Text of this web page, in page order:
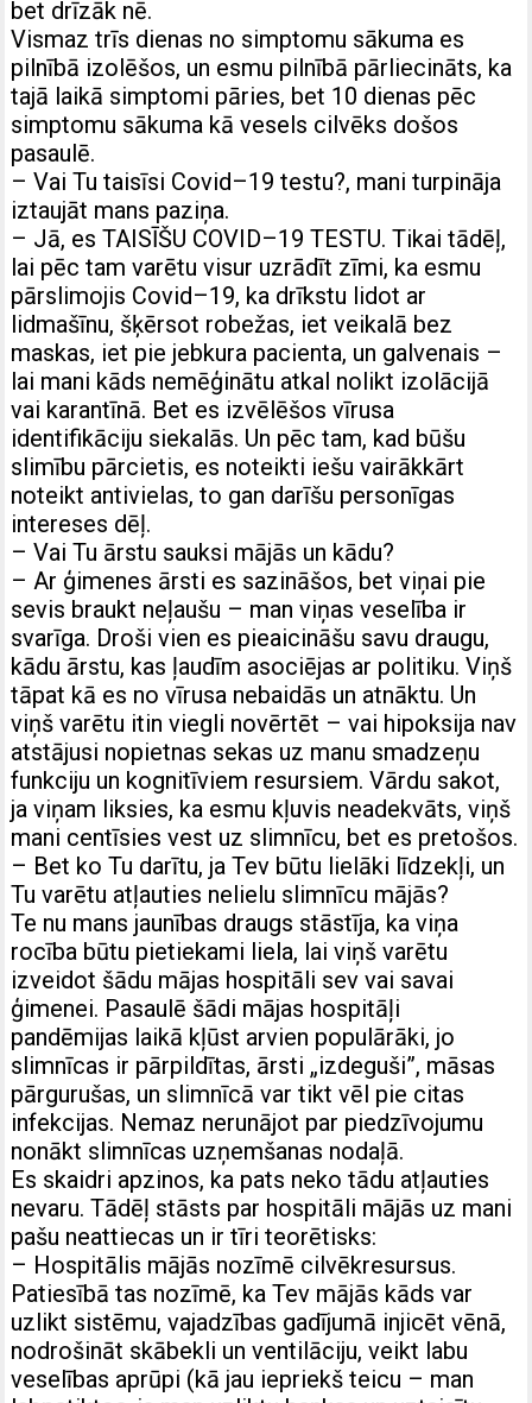
bet drīzāk nē.
Vismaz trīs dienas no simptomu sākuma es
pilnībā izolēšos, un esmu pilnībā pārliecināts, ka
tajā laikā simptomi pāries, bet 10 dienas pēc
simptomu sākuma kā vesels cilvēks došos
pasaulē.
– Vai Tu taisīsi Covid–19 testu?, mani turpināja
iztaujāt mans paziņa.
– Jā, es TAISĪŠU COVID–19 TESTU. Tikai tādēļ,
lai pēc tam varētu visur uzrādīt zīmi, ka esmu
pārslimojis Covid–19, ka drīkstu lidot ar
lidmašīnu, šķērsot robežas, iet veikalā bez
maskas, iet pie jebkura pacienta, un galvenais –
lai mani kāds nemēģinātu atkal nolikt izolācijā
vai karantīnā. Bet es izvēlēšos vīrusa
identifikāciju siekalās. Un pēc tam, kad būšu
slimību pārcietis, es noteikti iešu vairākkārt
noteikt antivielas, to gan darīšu personīgas
intereses dēļ.
– Vai Tu ārstu sauksi mājās un kādu?
– Ar ģimenes ārsti es sazināšos, bet viņai pie
sevis braukt neļaušu – man viņas veselība ir
svarīga. Droši vien es pieaicināšu savu draugu,
kādu ārstu, kas ļaudīm asociējas ar politiku. Viņš
tāpat kā es no vīrusa nebaidās un atnāktu. Un
viņš varētu itin viegli novērtēt – vai hipoksija nav
atstājusi nopietnas sekas uz manu smadzeņu
funkciju un kognitīviem resursiem. Vārdu sakot,
ja viņam liksies, ka esmu kļuvis neadekvāts, viņš
mani centīsies vest uz slimnīcu, bet es pretošos.
– Bet ko Tu darītu, ja Tev būtu lielāki līdzekļi, un
Tu varētu atļauties nelielu slimnīcu mājās?
Te nu mans jaunības draugs stāstīja, ka viņa
rocība būtu pietiekami liela, lai viņš varētu
izveidot šādu mājas hospitāli sev vai savai
ģimenei. Pasaulē šādi mājas hospitāļi
pandēmijas laikā kļūst arvien populārāki, jo
slimnīcas ir pārpildītas, ārsti „izdeguši”, māsas
pārgurušas, un slimnīcā var tikt vēl pie citas
infekcijas. Nemaz nerunājot par piedzīvojumu
nonākt slimnīcas uzņemšanas nodaļā.
Es skaidri apzinos, ka pats neko tādu atļauties
nevaru. Tādēļ stāsts par hospitāli mājās uz mani
pašu neattiecas un ir tīri teorētisks:
– Hospitālis mājās nozīmē cilvēkresursus.
Patiesībā tas nozīmē, ka Tev mājās kāds var
uzlikt sistēmu, vajadzības gadījumā injicēt vēnā,
nodrošināt skābekli un ventilāciju, veikt labu
veselības aprūpi (kā jau iepriekš teicu – man